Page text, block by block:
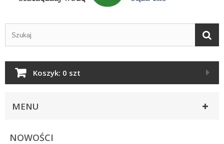
Koszyk: 0 szt
MENU
NOWOŚCI